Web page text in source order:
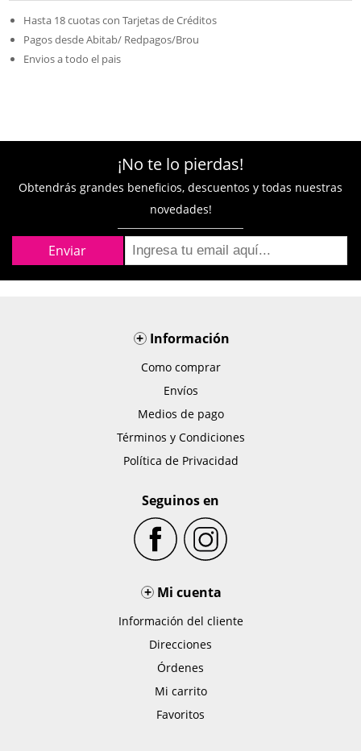
Hasta 18 cuotas con Tarjetas de Créditos
Pagos desde Abitab/ Redpagos/Brou
Envios a todo el pais
¡No te lo pierdas!
Obtendrás grandes beneficios, descuentos y todas nuestras
novedades!
+Información
Como comprar
Envíos
Medios de pago
Términos y Condiciones
Política de Privacidad
Seguinos en
+ Mi cuenta
Información del cliente
Direcciones
Órdenes
Mi carrito
Favoritos